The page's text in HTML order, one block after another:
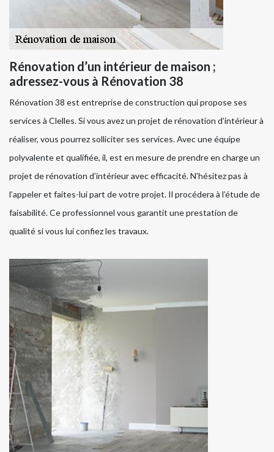
Rénovation d’un intérieur de maison ;
adressez-vous à Rénovation 38
Rénovation 38 est entreprise de construction qui propose ses
services à Clelles. Si vous avez un projet de rénovation d’intérieur à
réaliser, vous pourrez solliciter ses services. Avec une équipe
polyvalente et qualifiée, il, est en mesure de prendre en charge un
projet de rénovation d’intérieur avec efficacité. N’hésitez pas à
l’appeler et faites-lui part de votre projet. Il procédera à l’étude de
faisabilité. Ce professionnel vous garantit une prestation de
qualité si vous lui confiez les travaux.